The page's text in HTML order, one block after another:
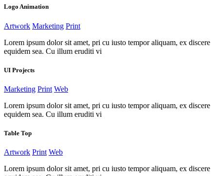
Logo Animation
Artwork Marketing Print
Lorem ipsum dolor sit amet, pri cu iusto tempor aliquam, ex discere
equidem sea. Cu illum eruditi vi
UI Projects
Marketing Print Web
Lorem ipsum dolor sit amet, pri cu iusto tempor aliquam, ex discere
equidem sea. Cu illum eruditi vi
Table Top
Artwork Print Web
Lorem ipsum dolor sit amet, pri cu iusto tempor aliquam, ex discere